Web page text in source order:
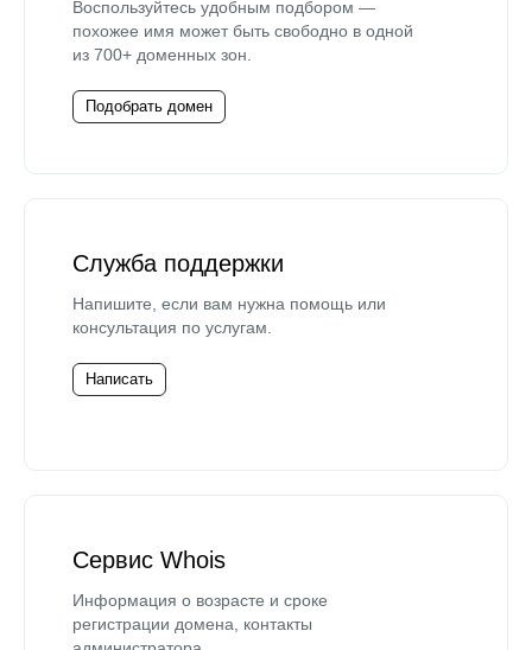
Воспользуйтесь удобным подбором —
похожее имя может быть свободно в одной
из 700+ доменных зон.
Подобрать домен
Служба поддержки
Напишите, если вам нужна помощь или
консультация по услугам.
Написать
Сервис Whois
Информация о возрасте и сроке
регистрации домена, контакты